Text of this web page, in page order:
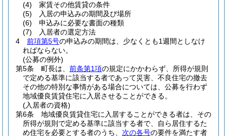
(4)
家賃その他賃貸の条件
(5)
入居の申込みの期間及び場所
(6)
申込みに必要な書面の種類
(7)
入居者の選定方法
4
前項第5号の申込みの期間は、少なくとも1週間としなけ
ればならない。
(公募の例外)
第5条
町長は、 前条第1項の規定にかかわらず、所得が規則
で定める基準に該当する者であって災害、不良住宅の撤去
その他の特別な事情がある場合については、公募を行わず
地域優良賃貸住宅に入居させることができる。
(入居者の資格)
第6条
地域優良賃貸住宅に入居することができる者は、その
所得が規則で定める基準に該当する者で、自ら居住するた
め住宅を必要とする者のうち、 次の各号の要件を満たす者